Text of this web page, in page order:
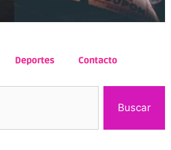
Deportes Contacto
Buscar